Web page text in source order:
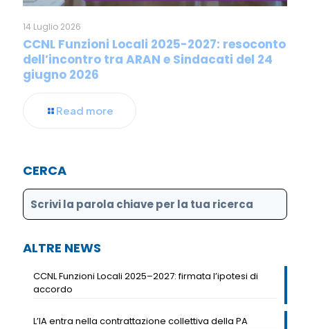
14 Luglio 2026
CCNL Funzioni Locali 2025-2027: resoconto
dell’incontro tra ARAN e Sindacati del 24
giugno 2026
Read more
CERCA
ALTRE NEWS
CCNL Funzioni Locali 2025–2027: firmata l’ipotesi di
accordo
L’IA entra nella contrattazione collettiva della PA